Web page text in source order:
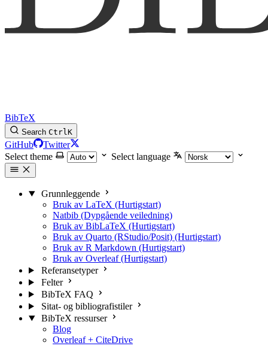
BibTeX
Search CtrlK
GitHub
Twitter
Select theme
Select language
Grunnleggende
Bruk av LaTeX (Hurtigstart)
Natbib (Dypgående veiledning)
Bruk av BibLaTeX (Hurtigstart)
Bruk av Quarto (RStudio/Posit) (Hurtigstart)
Bruk av R Markdown (Hurtigstart)
Bruk av Overleaf (Hurtigstart)
Referansetyper
Felter
BibTeX FAQ
Sitat- og bibliografistiler
BibTeX ressurser
Blog
Overleaf + CiteDrive